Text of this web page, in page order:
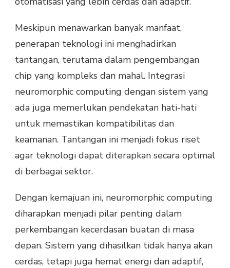
Meskipun menawarkan banyak manfaat,
penerapan teknologi ini menghadirkan
tantangan, terutama dalam pengembangan
chip yang kompleks dan mahal. Integrasi
neuromorphic computing dengan sistem yang
ada juga memerlukan pendekatan hati-hati
untuk memastikan kompatibilitas dan
keamanan. Tantangan ini menjadi fokus riset
agar teknologi dapat diterapkan secara optimal
di berbagai sektor.
Dengan kemajuan ini, neuromorphic computing
diharapkan menjadi pilar penting dalam
perkembangan kecerdasan buatan di masa
depan. Sistem yang dihasilkan tidak hanya akan
cerdas, tetapi juga hemat energi dan adaptif,